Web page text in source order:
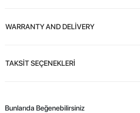
WARRANTY AND DELİVERY
TAKSİT SEÇENEKLERİ
Bunlarıda Beğenebilirsiniz